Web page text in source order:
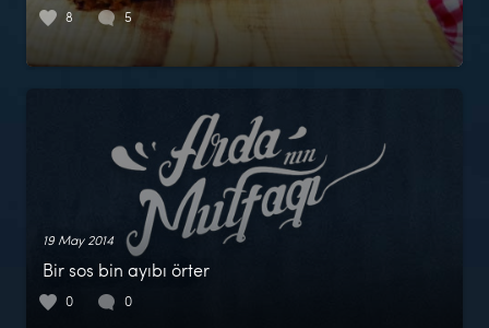
8 5
19 May 2014
Bir sos bin ayıbı örter
0 0